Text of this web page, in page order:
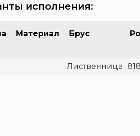
исполнения:
Материал Брус
Лиственница